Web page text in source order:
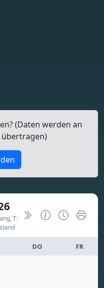
(Daten werden an
T:
DO FR